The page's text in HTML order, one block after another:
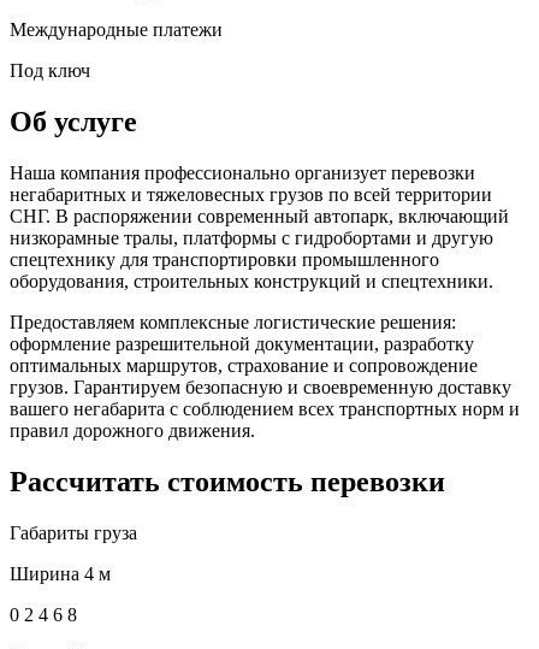
Международные платежи
Под ключ
Об услуге
Наша компания профессионально организует перевозки
негабаритных и тяжеловесных грузов по всей территории
СНГ. В распоряжении современный автопарк, включающий
низкорамные тралы, платформы с гидробортами и другую
спецтехнику для транспортировки промышленного
оборудования, строительных конструкций и спецтехники.
Предоставляем комплексные логистические решения:
оформление разрешительной документации, разработку
оптимальных маршрутов, страхование и сопровождение
грузов. Гарантируем безопасную и своевременную доставку
вашего негабарита с соблюдением всех транспортных норм и
правил дорожного движения.
Рассчитать стоимость перевозки
Габариты груза
Ширина 4 м
0 2 4 6 8